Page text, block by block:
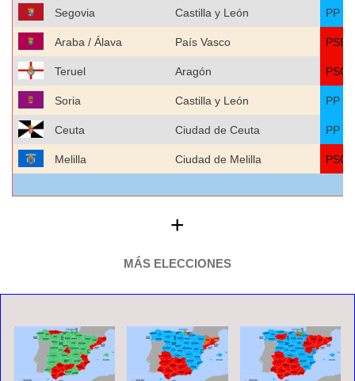
Segovia Castilla y León PP
Araba / Álava País Vasco PSE-
Teruel Aragón PSOE
Soria Castilla y León PP
Ceuta Ciudad de Ceuta PP
Melilla Ciudad de Melilla PSOE
+
MÁS ELECCIONES